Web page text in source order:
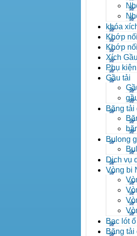
khóa
- khóa
Khớp
Khớp
Xích
Phụ
Gầu tải
Băng tải
Bulong
Dịch vụ
băng tải
Vòng bi
lựa
Bạc lót
nhông
Băng tải